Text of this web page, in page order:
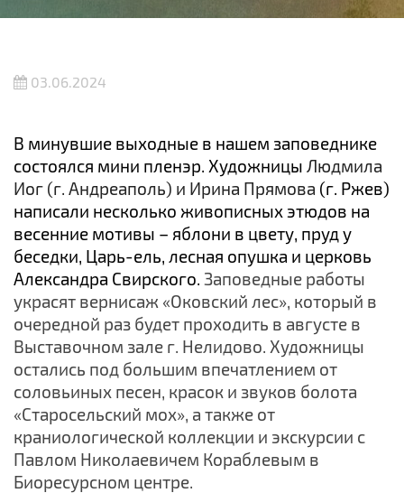
03.06.2024
В минувшие выходные в нашем заповеднике
состоялся мини пленэр. Художницы Людмила
Иог (г. Андреаполь) и Ирина Прямова (г. Ржев)
написали несколько живописных этюдов на
весенние мотивы – яблони в цвету, пруд у
беседки, Царь-ель, лесная опушка и церковь
Александра Свирского. Заповедные работы
украсят вернисаж «Оковский лес», который в
очередной раз будет проходить в августе в
Выставочном зале г. Нелидово. Художницы
остались под большим впечатлением от
соловьиных песен, красок и звуков болота
«Старосельский мох», а также от
краниологической коллекции и экскурсии с
Павлом Николаевичем Кораблевым в
Биоресурсном центре.